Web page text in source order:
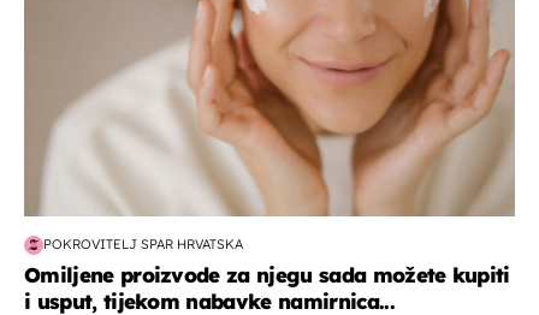
POKROVITELJ SPAR HRVATSKA
Omiljene proizvode za njegu sada možete kupiti
i usput, tijekom nabavke namirnica...